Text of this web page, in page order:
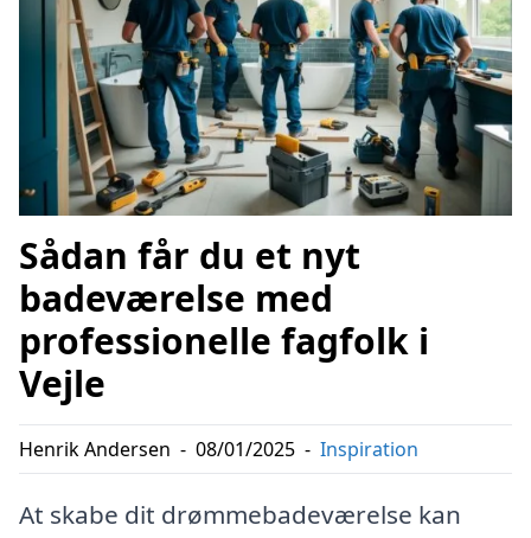
Sådan får du et nyt
badeværelse med
professionelle fagfolk i
Vejle
Henrik Andersen - 08/01/2025 - Inspiration
At skabe dit drømmebadeværelse kan